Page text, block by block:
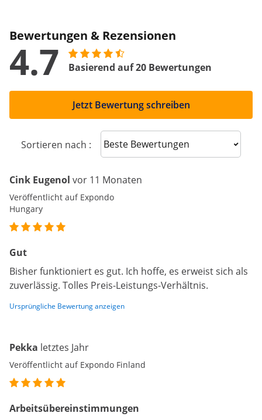
Bewertungen & Rezensionen
4.7 Basierend auf 20 Bewertungen
Jetzt Bewertung schreiben
Sortieren nach : Sort reviews
Cink Eugenol vor 11 Monaten
Veröffentlicht auf Expondo
Hungary
Gut
Bisher funktioniert es gut. Ich hoffe, es erweist sich als
zuverlässig. Tolles Preis-Leistungs-Verhältnis.
Ursprüngliche Bewertung anzeigen
Pekka letztes Jahr
Veröffentlicht auf Expondo Finland
Arbeitsübereinstimmungen